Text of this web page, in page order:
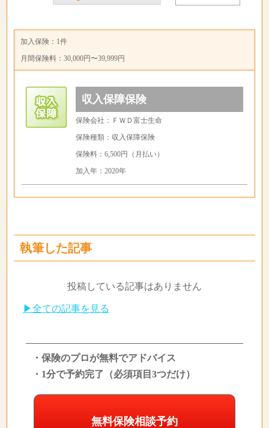
加入保険：1件
月間保険料：30,000円〜39,999円
収入保障保険
保険会社：ＦＷＤ富士生命
保険種類：収入保障保険
保険料：6,500円（月払い）
加入年：2020年
執筆した記事
投稿している記事はありません
▶全ての記事を見る
・保険のプロが無料でアドバイス
・1分で予約完了（必須項目3つだけ）
無料保険相談予約